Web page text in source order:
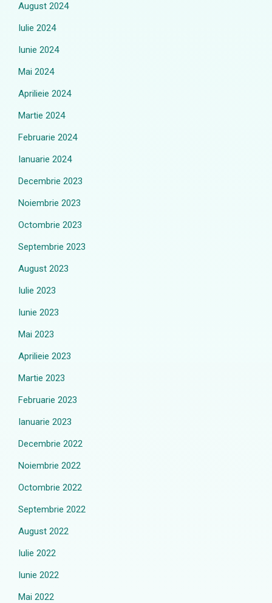
August 2024
Iulie 2024
Iunie 2024
Mai 2024
Aprilieie 2024
Martie 2024
Februarie 2024
Ianuarie 2024
Decembrie 2023
Noiembrie 2023
Octombrie 2023
Septembrie 2023
August 2023
Iulie 2023
Iunie 2023
Mai 2023
Aprilieie 2023
Martie 2023
Februarie 2023
Ianuarie 2023
Decembrie 2022
Noiembrie 2022
Octombrie 2022
Septembrie 2022
August 2022
Iulie 2022
Iunie 2022
Mai 2022